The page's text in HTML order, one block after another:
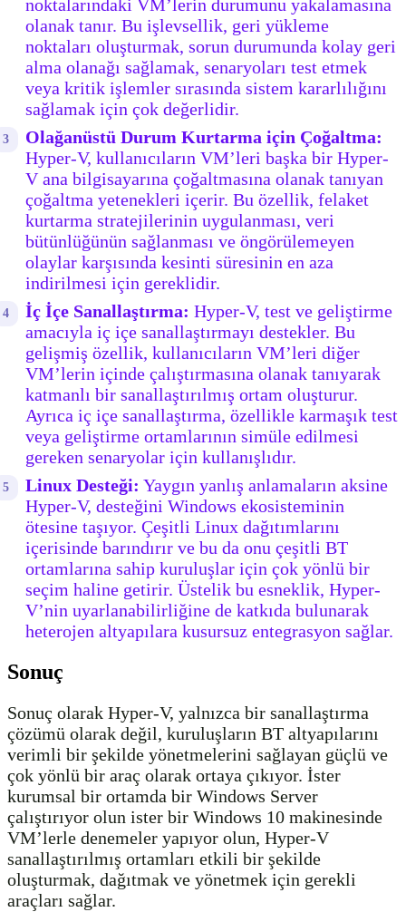
noktalarındaki VM’lerin durumunu yakalamasına
olanak tanır. Bu işlevsellik, geri yükleme
noktaları oluşturmak, sorun durumunda kolay geri
alma olanağı sağlamak, senaryoları test etmek
veya kritik işlemler sırasında sistem kararlılığını
sağlamak için çok değerlidir.
Olağanüstü Durum Kurtarma için Çoğaltma:
Hyper-V, kullanıcıların VM’leri başka bir Hyper-
V ana bilgisayarına çoğaltmasına olanak tanıyan
çoğaltma yetenekleri içerir. Bu özellik, felaket
kurtarma stratejilerinin uygulanması, veri
bütünlüğünün sağlanması ve öngörülemeyen
olaylar karşısında kesinti süresinin en aza
indirilmesi için gereklidir.
İç İçe Sanallaştırma: Hyper-V, test ve geliştirme
amacıyla iç içe sanallaştırmayı destekler. Bu
gelişmiş özellik, kullanıcıların VM’leri diğer
VM’lerin içinde çalıştırmasına olanak tanıyarak
katmanlı bir sanallaştırılmış ortam oluşturur.
Ayrıca iç içe sanallaştırma, özellikle karmaşık test
veya geliştirme ortamlarının simüle edilmesi
gereken senaryolar için kullanışlıdır.
Linux Desteği: Yaygın yanlış anlamaların aksine
Hyper-V, desteğini Windows ekosisteminin
ötesine taşıyor. Çeşitli Linux dağıtımlarını
içerisinde barındırır ve bu da onu çeşitli BT
ortamlarına sahip kuruluşlar için çok yönlü bir
seçim haline getirir. Üstelik bu esneklik, Hyper-
V’nin uyarlanabilirliğine de katkıda bulunarak
heterojen altyapılara kusursuz entegrasyon sağlar.
Sonuç
Sonuç olarak Hyper-V, yalnızca bir sanallaştırma
çözümü olarak değil, kuruluşların BT altyapılarını
verimli bir şekilde yönetmelerini sağlayan güçlü ve
çok yönlü bir araç olarak ortaya çıkıyor. İster
kurumsal bir ortamda bir Windows Server
çalıştırıyor olun ister bir Windows 10 makinesinde
VM’lerle denemeler yapıyor olun, Hyper-V
sanallaştırılmış ortamları etkili bir şekilde
oluşturmak, dağıtmak ve yönetmek için gerekli
araçları sağlar.